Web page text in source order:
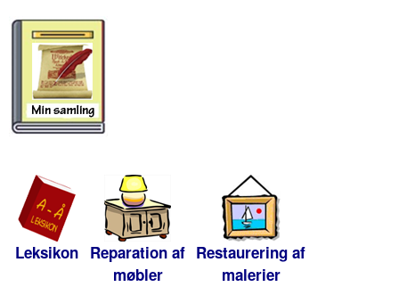
Leksikon Reparation af
møbler
Restaurering af
malerier